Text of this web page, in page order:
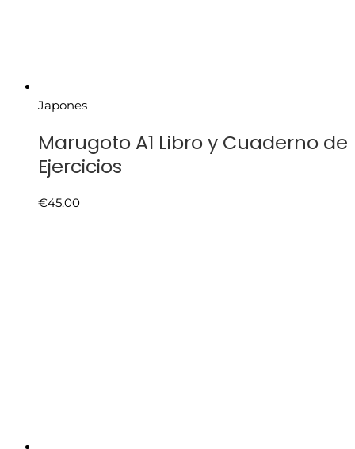
Japones
Marugoto A1 Libro y Cuaderno de
Ejercicios
€45.00